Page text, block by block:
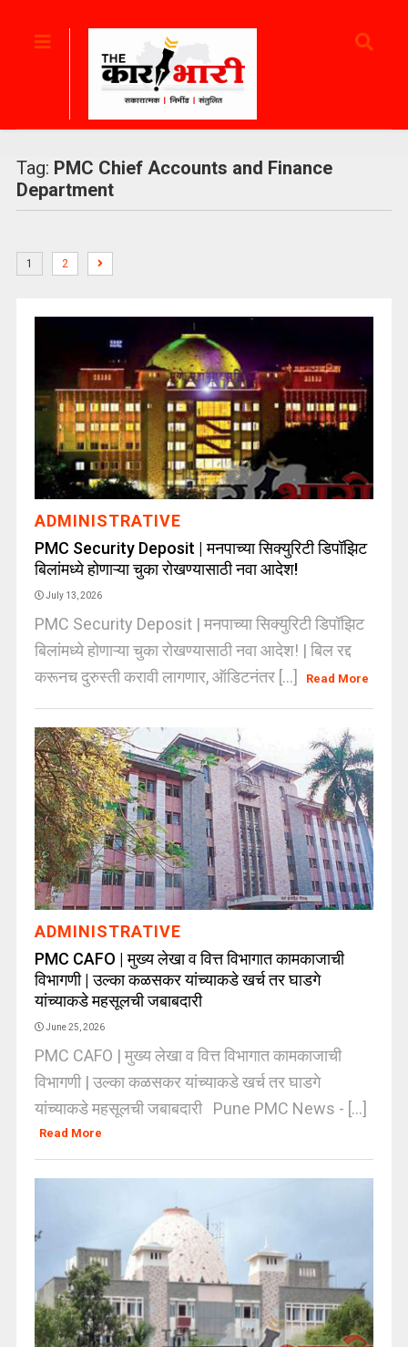
Tag: PMC Chief Accounts and Finance
Department
1 2
ADMINISTRATIVE
PMC Security Deposit | मनपाच्या सिक्युरिटी डिपॉझिट
बिलांमध्ये होणाऱ्या चुका रोखण्यासाठी नवा आदेश!
July 13, 2026
PMC Security Deposit | मनपाच्या सिक्युरिटी डिपॉझिट
बिलांमध्ये होणाऱ्या चुका रोखण्यासाठी नवा आदेश! | बिल रद्द
करूनच दुरुस्ती करावी लागणार, ऑडिटनंतर [...]
Read More
ADMINISTRATIVE
PMC CAFO | मुख्य लेखा व वित्त विभागात कामकाजाची
विभागणी | उल्का कळसकर यांच्याकडे खर्च तर घाडगे
यांच्याकडे महसूलची जबाबदारी
June 25, 2026
PMC CAFO | मुख्य लेखा व वित्त विभागात कामकाजाची
विभागणी | उल्का कळसकर यांच्याकडे खर्च तर घाडगे
यांच्याकडे महसूलची जबाबदारी Pune PMC News - [...]
Read More